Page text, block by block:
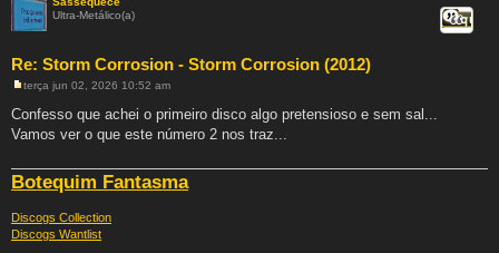
Ultra-Metálico(a)
Re: Storm Corrosion - Storm Corrosion (2012)
Citar
n
s
m
terça jun 02, 2026 10:52 am
Confesso que achei o primeiro disco algo pretensioso e sem sal...
Vamos ver o que este número 2 nos traz...
Botequim Fantasma
Discogs Collection
Discogs Wantlist